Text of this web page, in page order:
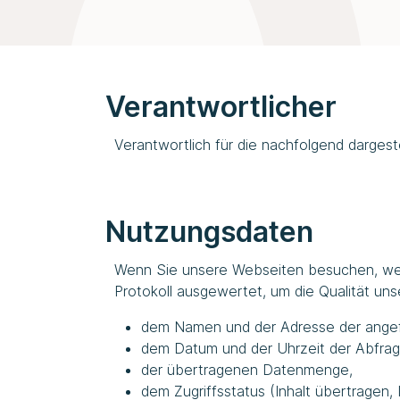
Verantwortlicher
Verantwortlich für die nachfolgend
Nutzungsdaten
Wenn Sie unsere Webseiten besuchen,
Protokoll ausgewertet, um die Qualität
dem Namen und der Adresse der
dem Datum und der Uhrzeit der
der übertragenen Datenmenge,
dem Zugriffsstatus (Inhalt übertragen,